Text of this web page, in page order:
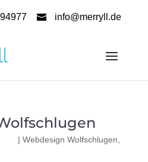
info@merryll.de
| Webdesign Wolfschlugen